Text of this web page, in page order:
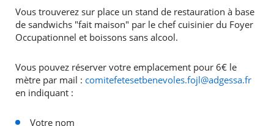
Vous trouverez sur place un stand de restauration à base
de sandwichs "fait maison" par le chef cuisinier du Foyer
Occupationnel et boissons sans alcool.
Vous pouvez réserver votre emplacement pour 6€ le
mètre par mail : comitefetesetbenevoles.fojl@adgessa.fr
en indiquant :
Votre nom